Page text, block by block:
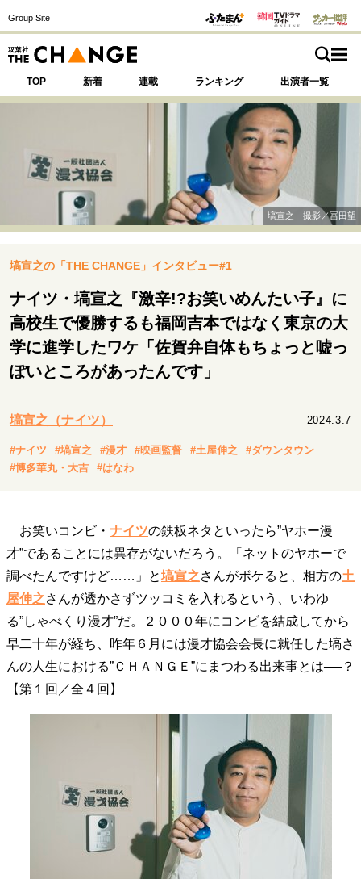
Group Site
TOP 新着 連載 ランキング 出演者一覧
注目の記事テーマで探す
運命を変えた出会い 決断の裏側
表現者の葛藤
人生が動いた日 10代の挫折と原点
キャリア・働き方
大人の学び直し
リーダーの流儀 変革の原動力
マインドセット
重圧との向き合い方
20代の現在地
忘れられない言葉
10代・20代の土台
ライフスタイル・生き方
50代のリアル
美しさの哲学
親になるということ
移住という選択
熱狂できるもの
一生モノの愛用品
私を彩るエッセンス
60代のネクストステージ
70代のグランドデザイン
塙宣之 撮影／冨田望
塙宣之の「THE CHANGE」インタビュー#1
ナイツ・塙宣之『激辛!?お笑いめんたい子』に
高校生で優勝するも福岡吉本ではなく東京の大
学に進学したワケ「佐賀弁自体もちょっと嘘っ
ぽいところがあったんです」
塙宣之（ナイツ） 2024.3.7
#ナイツ #塙宣之 #漫才 #映画監督 #土屋伸之
#ダウンタウン
#博多華丸・大吉
#はなわ
お笑いコンビ・ ナイツの鉄板ネタといったら”ヤホー漫
才”であることには異存がないだろう。「ネットのヤホーで
調べたんですけど……」と塙宣之さんがボケると、相方の土
屋伸之さんが透かさずツッコミを入れるという、いわゆ
る”しゃべくり漫才”だ。２０００年にコンビを結成してから
早二十年が経ち、昨年６月には漫才協会会長に就任した塙さ
んの人生における”ＣＨＡＮＧＥ”にまつわる出来事とは──？
【第１回／全４回】